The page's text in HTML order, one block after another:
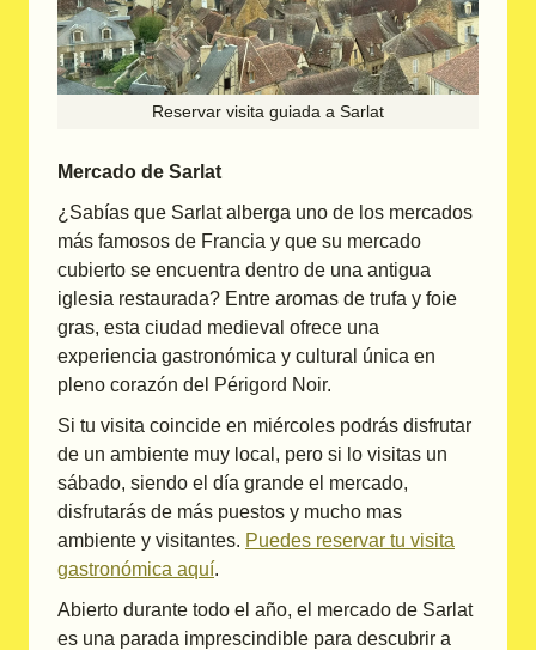
Reservar visita guiada a Sarlat
Mercado de Sarlat
¿Sabías que Sarlat alberga uno de los mercados
más famosos de Francia y que su mercado
cubierto se encuentra dentro de una antigua
iglesia restaurada? Entre aromas de trufa y foie
gras, esta ciudad medieval ofrece una
experiencia gastronómica y cultural única en
pleno corazón del Périgord Noir.
Si tu visita coincide en miércoles podrás disfrutar
de un ambiente muy local, pero si lo visitas un
sábado, siendo el día grande el mercado,
disfrutarás de más puestos y mucho mas
ambiente y visitantes. Puedes reservar tu visita
gastronómica aquí.
Abierto durante todo el año, el mercado de Sarlat
es una parada imprescindible para descubrir a